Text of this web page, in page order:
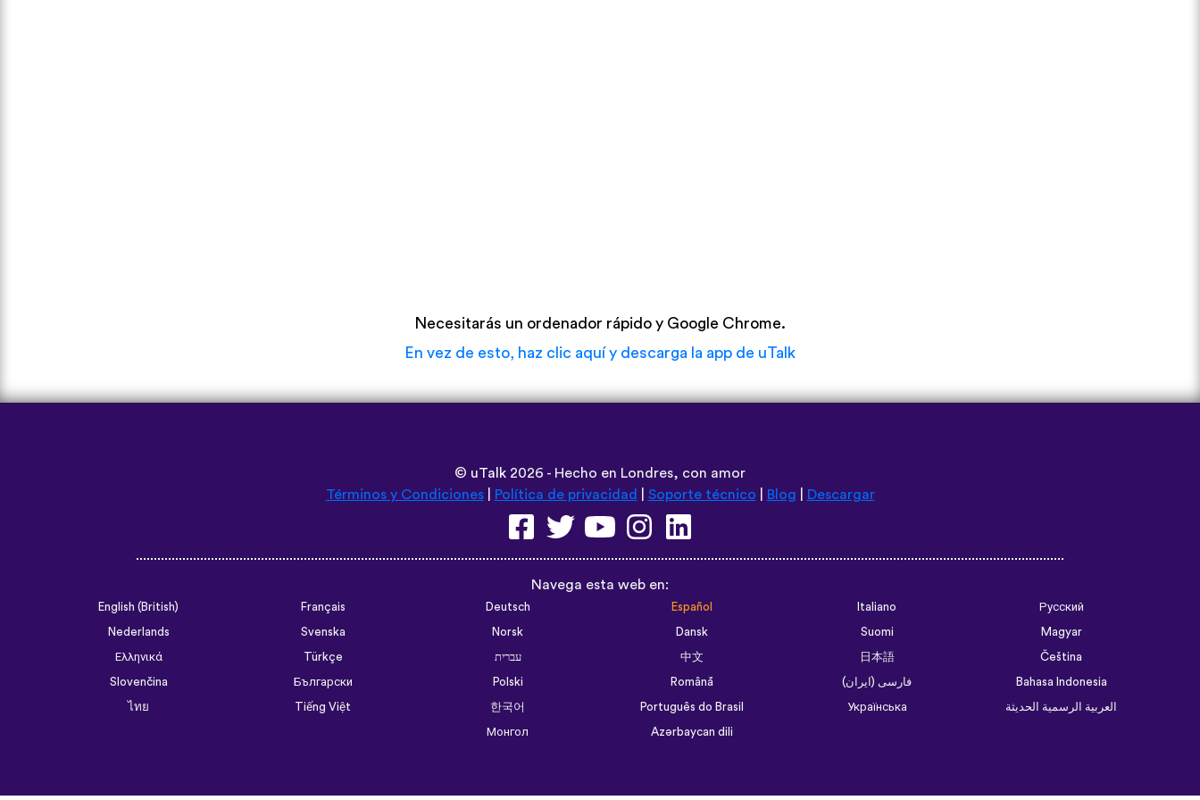
Necesitarás un ordenador rápido y Google Chrome.
En vez de esto, haz clic aquí y descarga la app de uTalk
© uTalk 2026 - Hecho en Londres, con amor
Términos y Condiciones| Política de privacidad Soporte técnico Blog Descargar
Navega esta web en:
English (British) Français Deutsch Español Italiano
Русский
Nederlands
Svenska Norsk Dansk Suomi
Magyar
Ελληνικά
Türkçe עברית 中文 日本語
Čeština
Slovenčina
Български Polski Română فارسی (ایران)
Bahasa Indonesia
ไทย
Tiếng Việt 한국어 Português do Brasil Українська
العربية الرسمية الحديثة
Монгол
Azərbaycan dili